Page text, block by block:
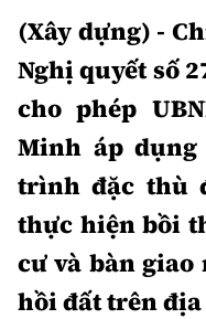
Góc cư dân
Kiến trúc phong thủy
Tư vấn
Video
Multimedia
Emagazine
Photo
Sách Vận tải
(Xây dựng) -
Nghị quyết số
cho phép
Minh áp
trình đặc thù
thực hiện bồi
cư và bàn giao
hồi đất trên